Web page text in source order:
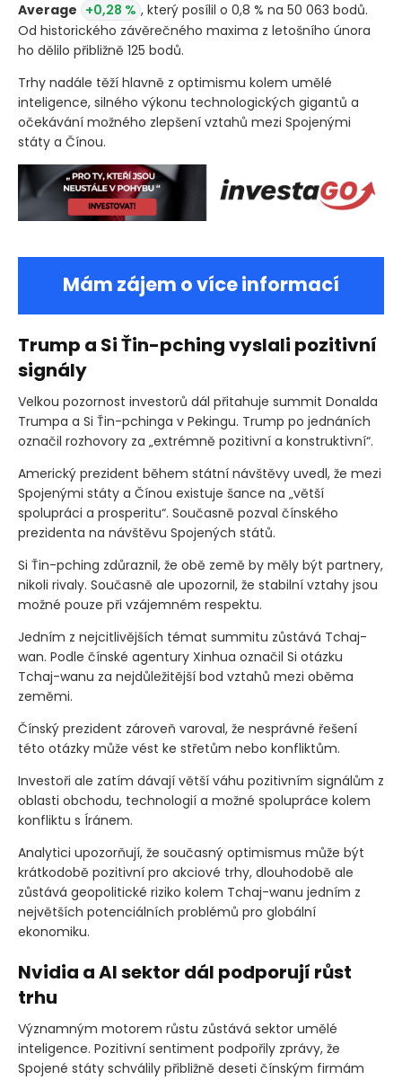
Average +0,28 % , který posílil o 0,8 % na 50 063 bodů.
Od historického závěrečného maxima z letošního února
ho dělilo přibližně 125 bodů.
Trhy nadále těží hlavně z optimismu kolem umělé
inteligence, silného výkonu technologických gigantů a
očekávání možného zlepšení vztahů mezi Spojenými
státy a Čínou.
Mám zájem o více informací
Trump a Si Ťin-pching vyslali pozitivní
signály
Velkou pozornost investorů dál přitahuje summit Donalda
Trumpa a Si Ťin-pchinga v Pekingu. Trump po jednáních
označil rozhovory za „extrémně pozitivní a konstruktivní“.
Americký prezident během státní návštěvy uvedl, že mezi
Spojenými státy a Čínou existuje šance na „větší
spolupráci a prosperitu“. Současně pozval čínského
prezidenta na návštěvu Spojených států.
Si Ťin-pching zdůraznil, že obě země by měly být partnery,
nikoli rivaly. Současně ale upozornil, že stabilní vztahy jsou
možné pouze při vzájemném respektu.
Jedním z nejcitlivějších témat summitu zůstává Tchaj-
wan. Podle čínské agentury Xinhua označil Si otázku
Tchaj-wanu za nejdůležitější bod vztahů mezi oběma
zeměmi.
Čínský prezident zároveň varoval, že nesprávné řešení
této otázky může vést ke střetům nebo konfliktům.
Investoři ale zatím dávají větší váhu pozitivním signálům z
oblasti obchodu, technologií a možné spolupráce kolem
konfliktu s Íránem.
Analytici upozorňují, že současný optimismus může být
krátkodobě pozitivní pro akciové trhy, dlouhodobě ale
zůstává geopolitické riziko kolem Tchaj-wanu jedním z
největších potenciálních problémů pro globální
ekonomiku.
Nvidia a AI sektor dál podporují růst
trhu
Významným motorem růstu zůstává sektor umělé
inteligence. Pozitivní sentiment podpořily zprávy, že
Spojené státy schválily přibližně deseti čínským firmám